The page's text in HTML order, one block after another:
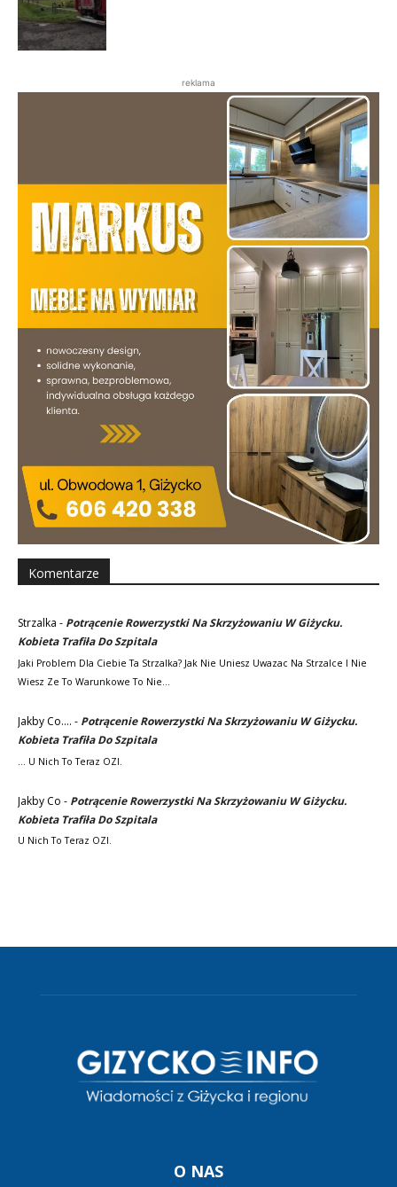
reklama
Komentarze
Strzalka - Potrącenie Rowerzystki Na Skrzyżowaniu W Giżycku.
Kobieta Trafiła Do Szpitala
Jaki Problem Dla Ciebie Ta Strzalka? Jak Nie Uniesz Uwazac Na Strzalce I Nie
Wiesz Ze To Warunkowe To Nie…
Jakby Co.... - Potrącenie Rowerzystki Na Skrzyżowaniu W Giżycku.
Kobieta Trafiła Do Szpitala
... U Nich To Teraz OZI.
Jakby Co - Potrącenie Rowerzystki Na Skrzyżowaniu W Giżycku.
Kobieta Trafiła Do Szpitala
U Nich To Teraz OZI.
O NAS